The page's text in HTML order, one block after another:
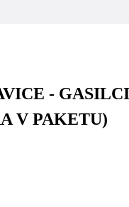
-
V PAKETU)